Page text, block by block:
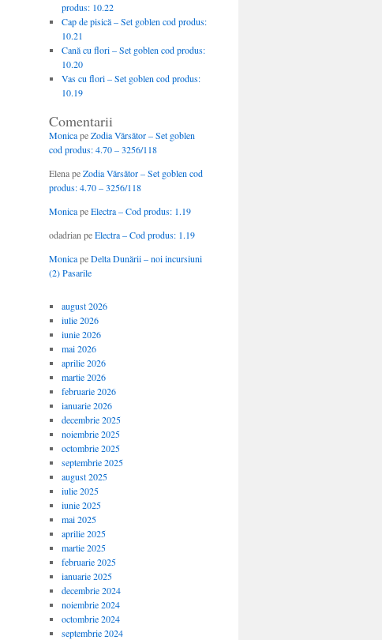
produs: 10.22
Cap de pisică – Set goblen cod produs:
10.21
Cană cu flori – Set goblen cod produs:
10.20
Vas cu flori – Set goblen cod produs:
10.19
Comentarii
MonicapeZodia Vărsător – Set goblen
cod produs: 4.70 – 3256/118
ElenapeZodia Vărsător – Set goblen cod
produs: 4.70 – 3256/118
MonicapeElectra – Cod produs: 1.19
odadrian peElectra – Cod produs: 1.19
MonicapeDelta Dunării – noi incursiuni
(2) Pasarile
august 2026
iulie 2026
iunie 2026
mai 2026
aprilie 2026
martie 2026
februarie 2026
ianuarie 2026
decembrie 2025
noiembrie 2025
octombrie 2025
septembrie 2025
august 2025
iulie 2025
iunie 2025
mai 2025
aprilie 2025
martie 2025
februarie 2025
ianuarie 2025
decembrie 2024
noiembrie 2024
octombrie 2024
septembrie 2024